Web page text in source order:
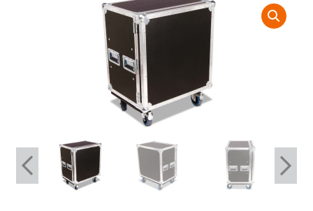
Facebook
Français